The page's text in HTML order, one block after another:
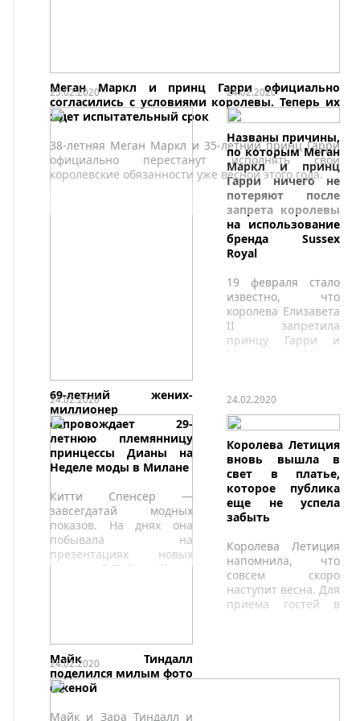
Меган Маркл и принц Гарри официально
согласились с условиями королевы. Теперь их
ждет испытательный срок
38-летняя Меган Маркл и 35-летний принц Гарри
официально перестанут исполнять свои
королевские обязанности уже весной этого года.
25.02.2020
69-летний жених-
миллионер
сопровождает 29-
летнюю племянницу
принцессы Дианы на
Неделе моды в Милане
Китти Спенсер —
завсегдатай модных
показов. На днях она
побывала на
презентациях новых
коллекций Tod’s и Alberta
24.02.2020
Названы причины,
по которым Меган
Маркл и принц
Гарри ничего не
потеряют после
запрета королевы
на использование
бренда Sussex
Royal
19 февраля стало
известно, что
королева Елизавета
II запретила
принцу Гарри и
Меган Маркл
«герцоги
Сассекские» и слово
«королевский» во
всех своих
проектах.
24.02.2020
Майк Тиндалл
поделился милым фото
с женой
Майк и Зара Тиндалл и
24.02.2020
Королева Летиция
вновь вышла в
свет в платье,
которое публика
еще не успела
забыть
Королева Летиция
напомнила, что
совсем скоро
наступит весна. Для
приема гостей в
романтичный
24.02.2020